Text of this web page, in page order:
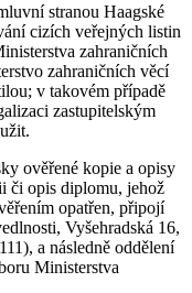
stranou Haagské
cizích veřejných listin
zahraničních
zahraničních věcí
v takovém případě
zastupitelským
ověřené kopie a opisy
či opis diplomu, jehož
opatřen, připojí
Vyšehradská 16,
a následně oddělení
Ministerstva